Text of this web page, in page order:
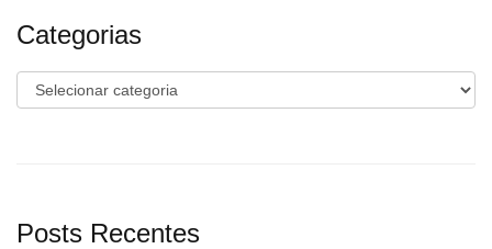
Categorias
Categorias
Posts Recentes